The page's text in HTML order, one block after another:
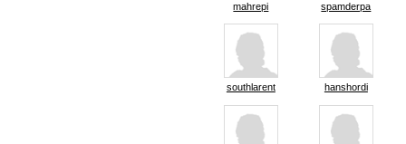
mahrepi spamderpa
southlarent hanshordi